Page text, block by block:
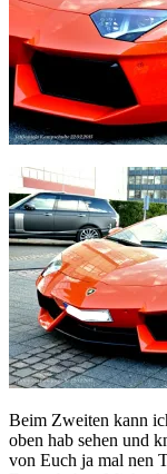
Beim Zweiten kann
oben hab sehen und
von Euch ja mal nen